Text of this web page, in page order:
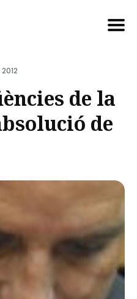
de la
de